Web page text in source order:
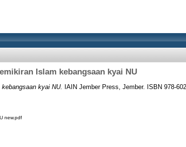
Islam kebangsaan kyai NU
kyai NU.
IAIN Jember Press, Jember. ISBN 978-
new.pdf